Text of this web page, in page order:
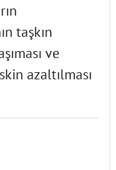
taşkın
ve
azaltılması